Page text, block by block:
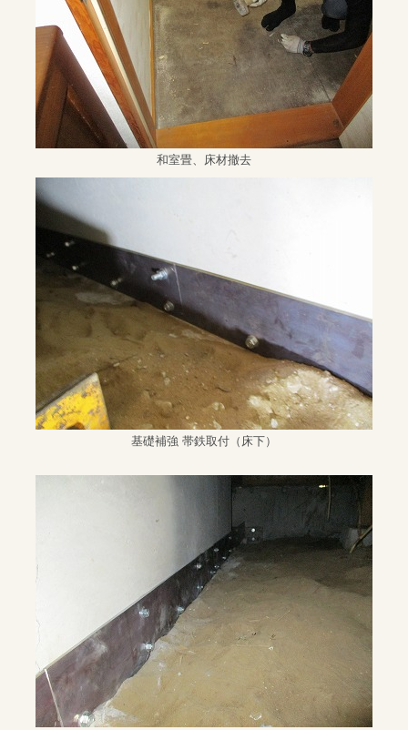
和室畳、床材撤去
基礎補強 帯鉄取付（床下）